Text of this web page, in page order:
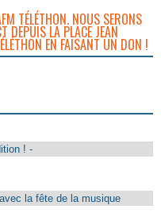
TÉLÉTHON. NOUS SERONS
DEPUIS LA PLACE JEAN
EN FAISANT UN DON !
! -
la fête de la musique